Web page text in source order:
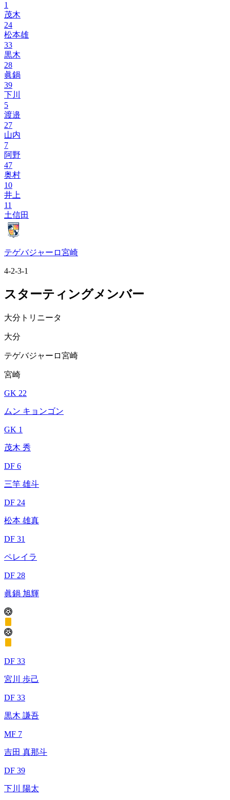
1
茂木
24
松本雄
33
黒木
28
眞鍋
39
下川
5
渡邉
27
山内
7
阿野
47
奥村
10
井上
11
土信田
テゲバジャーロ宮崎
4-2-3-1
スターティングメンバー
大分トリニータ
大分
テゲバジャーロ宮崎
宮崎
GK 22
ムン キョンゴン
GK 1
茂木 秀
DF 6
三竿 雄斗
DF 24
松本 雄真
DF 31
ペレイラ
DF 28
眞鍋 旭輝
DF 33
宮川 歩己
DF 33
黒木 謙吾
MF 7
吉田 真那斗
DF 39
下川 陽太